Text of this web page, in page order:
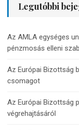
Legutóbbi
Az AMLA egységes
pénzmosás elleni
Az Európai Bizottság
csomagot
Az Európai Bizottság
végrehajtásáról